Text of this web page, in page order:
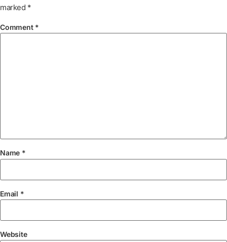
marked *
Comment *
Name *
Email *
Website